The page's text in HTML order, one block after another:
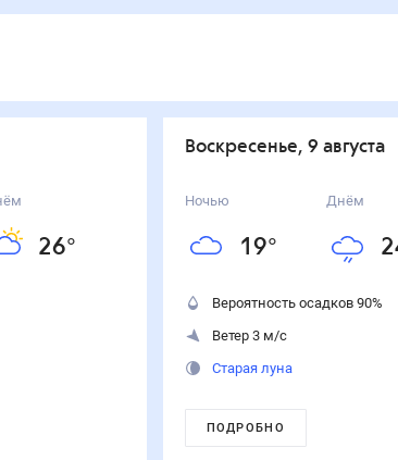
26°
воскресенье, 9 августа
Ночью
19°
Днём
Вероятность осадков 90%
Ветер 3 м/с
Старая луна
ПОДРОБНО